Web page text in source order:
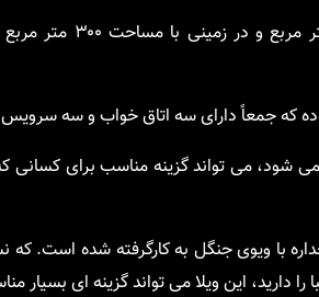
که جمعاً دارای سه اتاق خواب و سه
شود، می تواند گزینه مناسب برای کسانی
با ویوی جنگل به کارگرفته شده است.
دارید، این ویلا می تواند گزینه ای